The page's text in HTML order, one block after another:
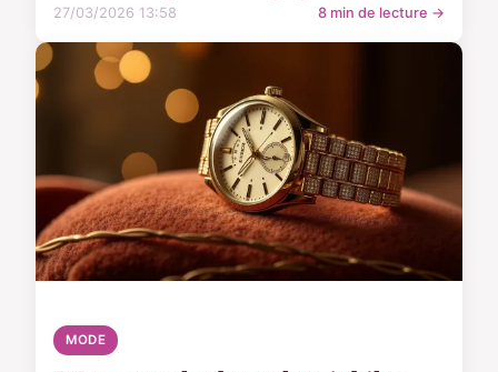
27/03/2026 13:58 8 min de lecture →
MODE